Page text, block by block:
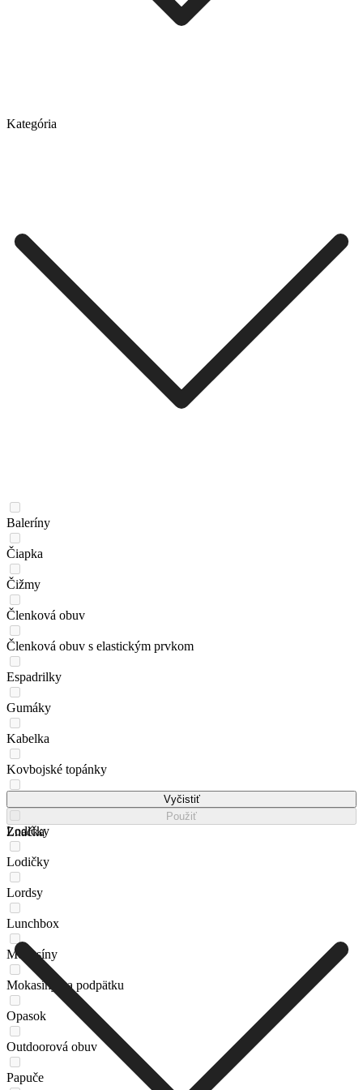
Kategória
Baleríny
Čiapka
Čižmy
Členková obuv
Členková obuv s elastickým prvkom
Espadrilky
Gumáky
Kabelka
Kovbojské topánky
Lodičky
Lodičky
Lordsy
Lunchbox
Mokasíny
Mokasíny na podpätku
Opasok
Outdoorová obuv
Papuče
Vyčistiť
Použiť
Značka